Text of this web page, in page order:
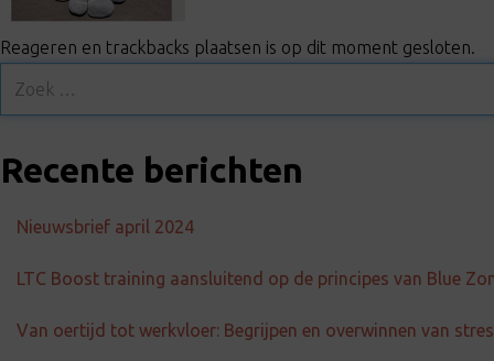
Reageren en trackbacks plaatsen is op dit moment gesloten.
Recente berichten
Nieuwsbrief april 2024
LTC Boost training aansluitend op de principes van Blue
Van oertijd tot werkvloer: Begrijpen en overwinnen van